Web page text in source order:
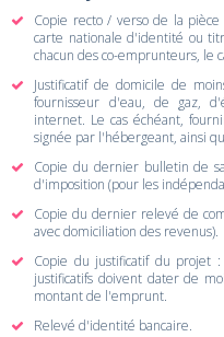
Copie recto / verso de la
carte nationale d'identité ou
chacun des co-emprunteurs, le
Justificatif de domicile de
fournisseur d'eau, de gaz,
internet. Le cas échéant,
signée par l'hébergeant, ainsi
Copie du dernier bulletin de
d'imposition (pour les
Copie du dernier relevé de
avec domiciliation des revenus).
Copie du justificatif du projet
justificatifs doivent dater de
montant de l'emprunt.
Relevé d'identité bancaire.